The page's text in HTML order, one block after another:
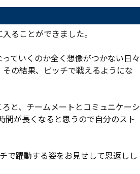
ることができました。
ていくのか全く想像がつかない日々
の結果、ピッチで戦えるようにな
と、チームメートとコミュニケーシ
間が長くなると思うので自分のスト
で躍動する姿をお見せして恩返しし